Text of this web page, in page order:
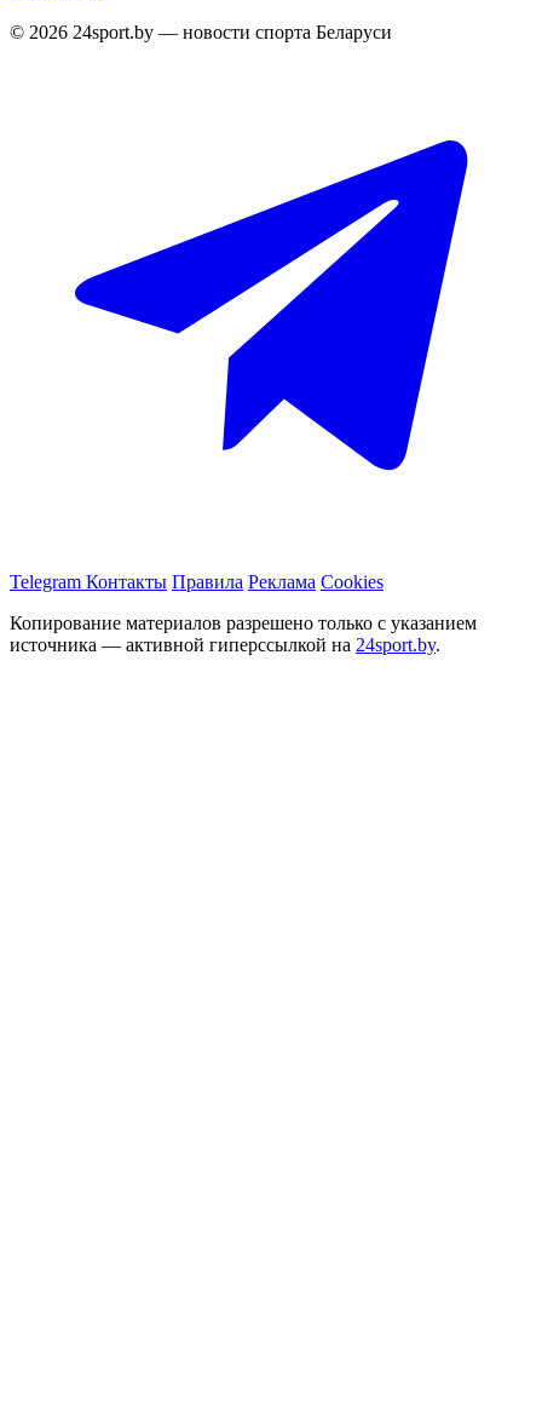
© 2026 24sport.by — новости спорта Беларуси
Telegram Контакты Правила Реклама Cookies
Копирование материалов разрешено только с указанием
источника — активной гиперссылкой на 24sport.by.